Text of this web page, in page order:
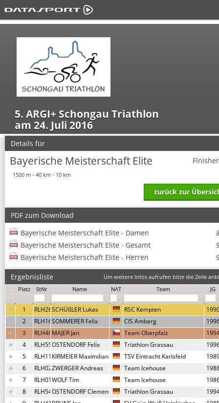
5. ARGI+ Schongau Triathlon
am 24. Juli 2016
Details für
Bayerische Meisterschaft Elite
1500 m - 40 km - 10 km
zurück zur
PDF zum Download
Bayerische Meisterschaft Elite - Damen
Bayerische Meisterschaft Elite - Gesamt
Bayerische Meisterschaft Elite - Herren
Ergebnisliste
Um weitere Infos aufrufen bitte die Zeile
Platz
StNr Name NAT Team JG
1 RLH26SCHÜßLER Lukas RSC Kempten
2
RLH16SOMMERER Felix CIS Amberg
3
RLH46 MAJER Jan Team Oberpfalz
4
RLH55OSTENDORF Felix Triathlon Grassau
5
RLH11 KIRMEIER Maximilian TSV Eintracht Karlsfeld
6
RLH02ZWERGER Andreas Team Icehouse
7
RLH01WOLF Tim Team Icehouse
8
RLH54OSTENDORF Clemens Triathlon Grassau